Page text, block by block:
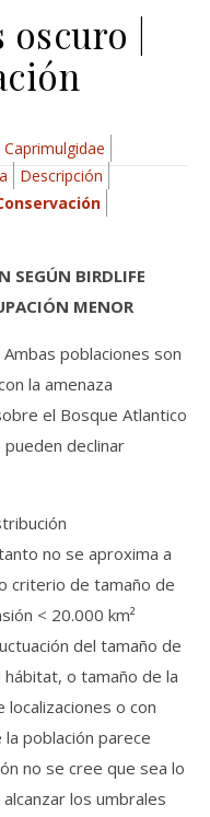
|
Caprimulgidae
Descripción
SEGÚN BIRDLIFE
MENOR
poblaciones son
la amenaza
el Bosque Atlantico
pueden declinar
no se aproxima a
criterio de tamaño de
< 20.000 km²
del tamaño de
o tamaño de la
o con
población parece
no se cree que sea lo
los umbrales